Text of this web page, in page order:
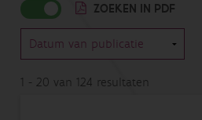
ZOEKEN IN PDF
1 - 20 van 124 resultaten